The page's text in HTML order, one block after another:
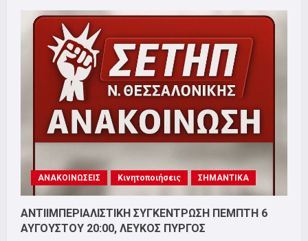
ΑΝΑΚΟΙΝΩΣΕΙΣ Κινητοποιήσεις ΣΗΜΑΝΤΙΚΑ
ΑΝΤΙΙΜΠΕΡΙΑΛΙΣΤΙΚΗ ΣΥΓΚΕΝΤΡΩΣΗ ΠΕΜΠΤΗ 6
ΑΥΓΟΥΣΤΟΥ 20:00, ΛΕΥΚΟΣ ΠΥΡΓΟΣ